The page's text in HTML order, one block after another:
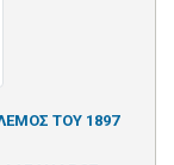
ΤΟΥ 1897